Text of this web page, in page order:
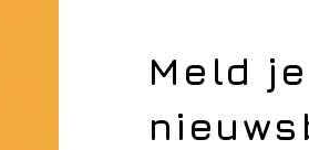
Meld
kans op een mogelijk explosieve
goed na voor welke zone de barcode